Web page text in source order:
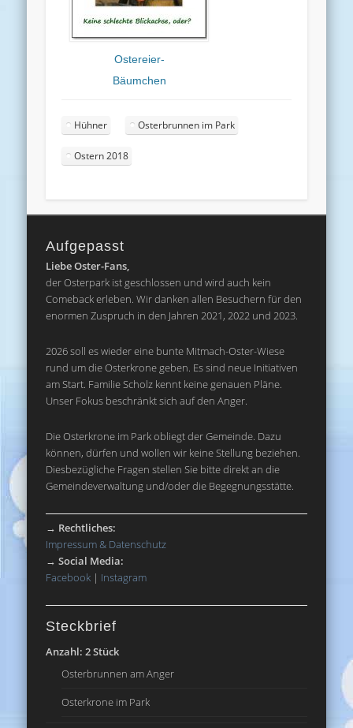
Ostereier-
Bäumchen
Hühner Osterbrunnen im Park
Ostern 2018
Aufgepasst
Liebe Oster-Fans,
der Osterpark ist geschlossen und wird auch kein
Comeback erleben. Wir danken allen Besuchern für den
enormen Zuspruch in den Jahren 2021, 2022 und 2023.
2026 soll es wieder eine bunte Mitmach-Oster-Wiese
rund um die Osterkrone geben. Es sind neue Initiativen
am Start. Familie Scholz kennt keine genauen Pläne.
Unser Fokus beschränkt sich auf den Anger.
Die Osterkrone im Park obliegt der Gemeinde. Dazu
können, dürfen und wollen wir keine Stellung beziehen.
Diesbezügliche Fragen stellen Sie bitte direkt an die
Gemeindeverwaltung und/oder die Begegnungsstätte.
→ Rechtliches:
Impressum & Datenschutz
→Social Media:
Facebook | Instagram
Steckbrief
Anzahl: 2 Stück
Osterbrunnen am Anger
Osterkrone im Park